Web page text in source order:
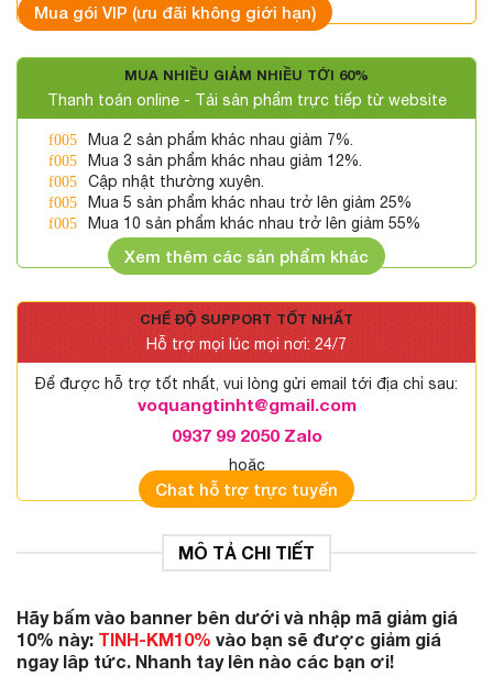
Mua gói VIP (ưu đãi không giới hạn)
MUA NHIỀU GIẢM NHIỀU TỚI 60%
Thanh toán online - Tải sản phẩm trực tiếp từ website
Mua 2 sản phẩm khác nhau giảm 7%.
Mua 3 sản phẩm khác nhau giảm 12%.
Cập nhật thường xuyên.
Mua 5 sản phẩm khác nhau trở lên giảm 25%
Mua 10 sản phẩm khác nhau trở lên giảm 55%
Xem thêm các sản phẩm khác
CHẾ ĐỘ SUPPORT TỐT NHẤT
Hỗ trợ mọi lúc mọi nơi: 24/7
Để được hỗ trợ tốt nhất, vui lòng gửi email tới địa chỉ sau:
voquangtinht@gmail.com
0937 99 2050 Zalo
hoặc
Chat hỗ trợ trực tuyến
MÔ TẢ CHI TIẾT
Hãy bấm vào banner bên dưới và nhập mã giảm giá
10% này: TINH-KM10% vào bạn sẽ được giảm giá
ngay lâp tức. Nhanh tay lên nào các bạn ơi!